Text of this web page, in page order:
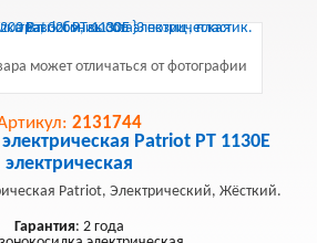
может отличаться от фотографии
2131744
Patriot PT 1130E
электрическая
Patriot, Электрический, Жёсткий.
Гарантия: 2 года